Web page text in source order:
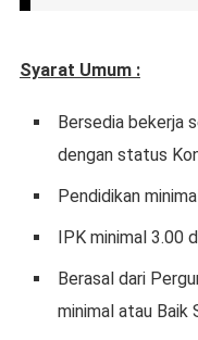
Syarat Umum :
Bersedia bekerja
dengan status
Pendidikan
IPK minimal 3.00
Berasal dari
minimal atau Baik